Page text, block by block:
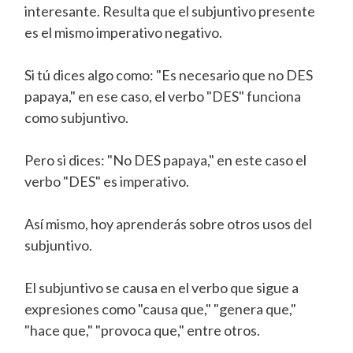
interesante. Resulta que el subjuntivo presente
es el mismo imperativo negativo.
Si tú dices algo como: "Es necesario que no DES
papaya," en ese caso, el verbo "DES" funciona
como subjuntivo.
Pero si dices: "No DES papaya," en este caso el
verbo "DES" es imperativo.
Así mismo, hoy aprenderás sobre otros usos del
subjuntivo.
El subjuntivo se causa en el verbo que sigue a
expresiones como "causa que," "genera que,"
"hace que," "provoca que," entre otros.